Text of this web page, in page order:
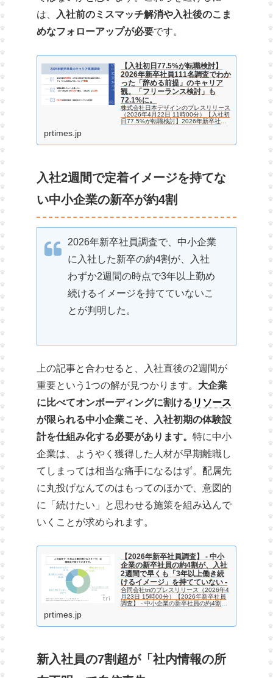
は、
入社前のミスマッチ解消や入社後のこま
めなフォローアップが必要です。
【入社初日77.5%が転職検討】
2026年新卒社員111名調査でわか
った「辞める前提」のキャリア
観。「フリーランス検討」も
72.1%に。
株式会社日本デザインのプレスリリース
（2026年4月22日 11時00分）【入社初
日77.5%が転職検討】2026年新卒社員
prtimes.jp
入社2週間で定着イメージを持てな
い中小企業の新卒が約4割
2026年新卒社員調査で、中小企業
に入社した新卒の約4割が、入社
わずか2週間の時点で3年以上勤め
続けるイメージを持てていないこ
とが判明した。
上の記事と合わせると、入社直後の2週間が
重要という1つの解が見つかります。 大企業
に比べてオンボーディングに割ける リソース
が限られる中小企業こそ、入社初期の体験設
計を仕組み化する必要があります。 特に中小
企業は、ようやく獲得した人材が早期離職し
てしまっては相当な痛手になるはず。配属先
に丸投げなんてのはもってのほかで、意図的
に「続けたい」と思わせる施策を組み込んで
いくことが求められます。
【2026年新卒社員調査】 ‐ 中小
企業の新卒社員の約4割が、入社
2週間で早くも「3年以上働き続
けるイメージ」を持てていない ‐
合同会社triのプレスリリース（2026年4
月23日 15時00分）【2026年新卒社員
調査】 ‐ 中小企業の新卒社員の約4割
prtimes.jp
新入社員の7割超が「社内情報の所